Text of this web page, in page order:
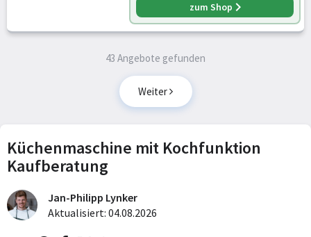
zum Shop
43 Angebote gefunden
Weiter
Küchenmaschine mit Kochfunktion
Kaufberatung
Jan-Philipp Lynker
Aktualisiert: 04.08.2026